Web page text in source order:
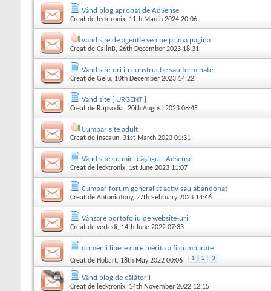
Vând blog aprobat de AdSense
Creat de lecktronix, 11th March 2024 20:06
vand site de agentie seo pe prima pagina
Creat de CalinB, 26th December 2023 18:31
Vand site-uri in constructie sau terminate;
Creat de Gelu, 10th December 2023 14:22
Vand site [ URGENT ]
Creat de Rapsodia, 20th August 2023 08:45
Cumpar site adult
Creat de inscaun, 31st March 2023 01:31
Vând site cu mici câștiguri Adsense
Creat de lecktronix, 1st June 2023 11:07
Cumpar forum generalist activ sau abandonat
Creat de AntonioTony, 27th February 2023 14:46
Vânzare portofoliu de website-uri
Creat de vertedi, 14th June 2022 07:33
domenii libere care merita a fi cumparate
Creat de Hobart, 18th May 2022 00:06 1 2 3
Vând blog de călătorii
Creat de lecktronix, 14th November 2022 12:15